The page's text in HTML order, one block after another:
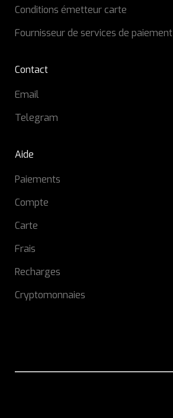
Conditions émetteur carte
Fournisseur de services de paiement
Contact
Email
Telegram
Aide
Paiements
Compte
Carte
Frais
Recharges
Cryptomonnaies